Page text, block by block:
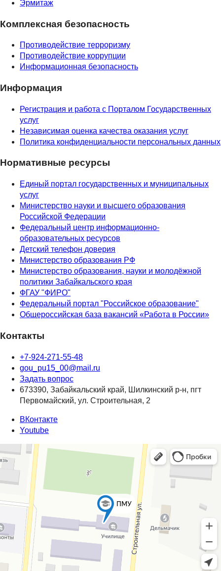
Эрмитаж
Комплексная безопасность
Противодействие терроризму
Противодействие коррупции
Информационная безопасность
Информация
Регистрация и работа с Порталом Государственных
услуг
Независимая оценка качества оказания услуг
Политика конфиденциальности персональных данных
Нормативные ресурсы
Единый портал государственных и муниципальных
услуг
Министерство науки и высшего образования
Российской Федерации
Федеральный центр информационно-
образовательных ресурсов
Детский телефон доверия
Министерство образования РФ
Министерство образования, науки и молодёжной
политики Забайкальского края
ФГАУ "ФИРО"
Федеральный портал "Российское образование"
Общероссийская база вакансий «Работа в России»
Контакты
+7-924-271-55-48
gou_pu15_00@mail.ru
Задать вопрос
673390, Забайкальский край, Шилкинский р-н, пгт
Первомайский, ул. Строительная, 2
ВКонтакте
Youtube